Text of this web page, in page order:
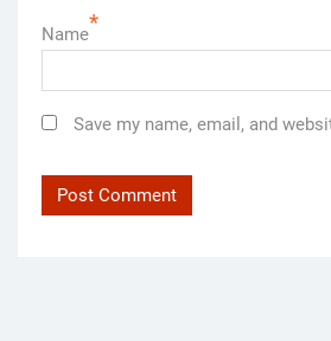
Name*
Save my name, email, and